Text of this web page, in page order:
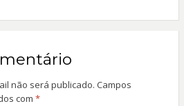
não será publicado. Campos
com *